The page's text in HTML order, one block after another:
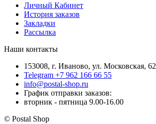
Личный Кабинет
История заказов
Закладки
Рассылка
Наши контакты
153008, г. Иваново, ул. Московская, 62
Telegram +7 962 166 66 55
info@postal-shop.ru
График отправки заказов:
вторник - пятница 9.00-16.00
© Postal Shop